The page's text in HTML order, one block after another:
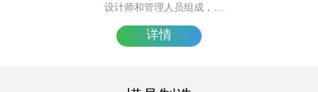
设计师和管理人员组成，
有20年的模具设计经验。
详情